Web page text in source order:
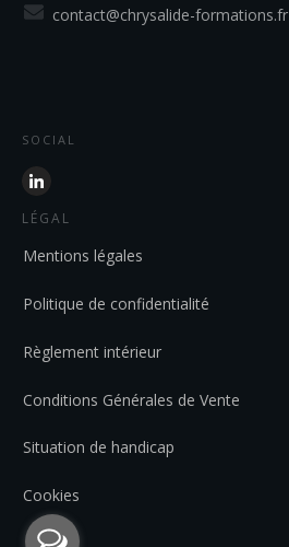
contact@chrysalide-formations.fr
SOCIAL
LÉGAL
Mentions légales
Politique de confidentialité
Règlement intérieur
Conditions Générales de Vente
Situation de handicap
Cookies